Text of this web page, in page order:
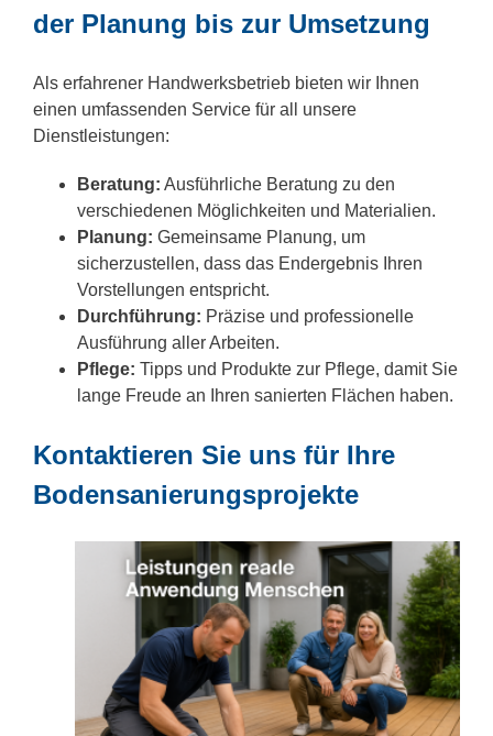
der Planung bis zur Umsetzung
Als erfahrener Handwerksbetrieb bieten wir Ihnen
einen umfassenden Service für all unsere
Dienstleistungen:
Beratung: Ausführliche Beratung zu den
verschiedenen Möglichkeiten und Materialien.
Planung: Gemeinsame Planung, um
sicherzustellen, dass das Endergebnis Ihren
Vorstellungen entspricht.
Durchführung: Präzise und professionelle
Ausführung aller Arbeiten.
Pflege: Tipps und Produkte zur Pflege, damit Sie
lange Freude an Ihren sanierten Flächen haben.
Kontaktieren Sie uns für Ihre
Bodensanierungsprojekte